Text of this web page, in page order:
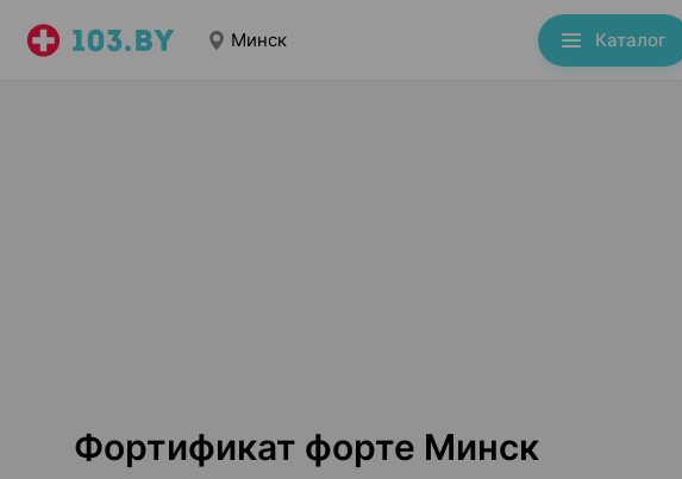
Минск Каталог
Фортификат форте Минск